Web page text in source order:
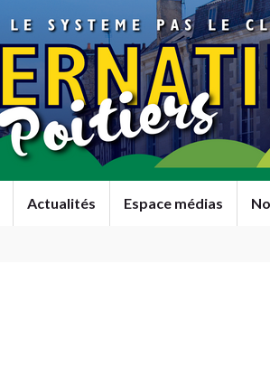
Actualités Espace médias